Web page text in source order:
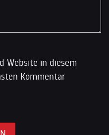
Website in diesem
Kommentar